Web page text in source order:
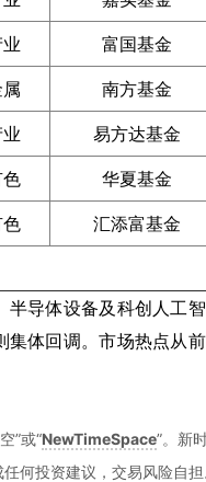
富国基金
南方基金
易方达基金
华夏基金
汇添富基金
半导体设备及科创人工
集体回调。市场热点从
”或“NewTimeSpace”。新
何投资建议，交易风险自